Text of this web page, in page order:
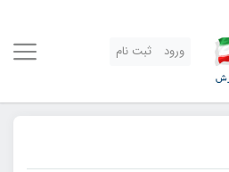
ورود ثبت نام